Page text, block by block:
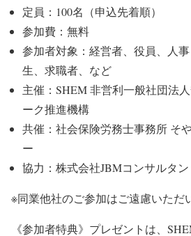
定員：100名（申込先着順）
参加費：無料
参加者対象：経営者、役員、人
生、求職者、など
主催：SHEM 非営利一般社団法
ーク推進機構
共催：社会保険労務士事務所 そ
ー
協力：株式会社JBMコンサルタン
※同業他社のご参加はご遠慮いただ
《参加者特典》プレゼントは、